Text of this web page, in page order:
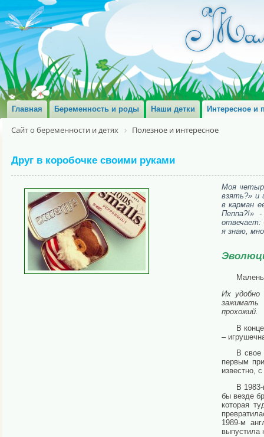
Главная Беременность и роды Наши детки Интересное и
Сайт о беременности и детях Полезное и интересное
Друг в коробочке своими руками
Моя
взять?» и
в карман
Пеппа?!»
отвечает:
я знаю,
Их удобно
зажимать
прохожий.
В
–
В свое
первым
известно,
В
бы везде
которая
1989-м
выпустила